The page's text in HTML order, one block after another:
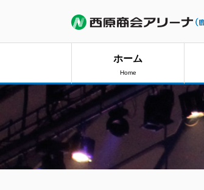
ホーム
Home